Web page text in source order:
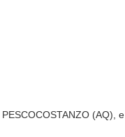
(AQ), e